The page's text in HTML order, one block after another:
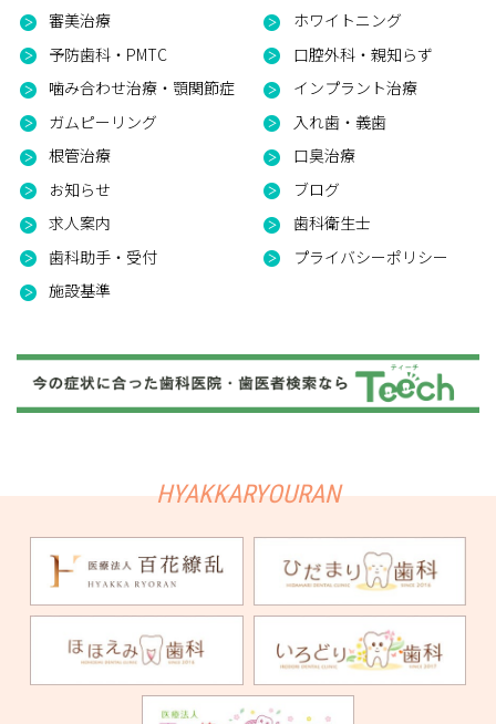
審美治療
ホワイトニング
予防歯科・PMTC
口腔外科・親知らず
噛み合わせ治療・顎関節症
インプラント治療
ガムピーリング
入れ歯・義歯
根管治療
口臭治療
お知らせ
ブログ
求人案内
歯科衛生士
歯科助手・受付
プライバシーポリシー
施設基準